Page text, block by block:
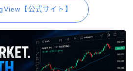
【公式サイト】